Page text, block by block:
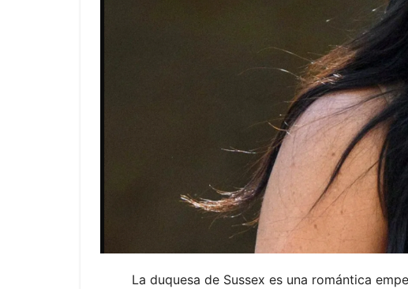
La duquesa de Sussex es una romántica